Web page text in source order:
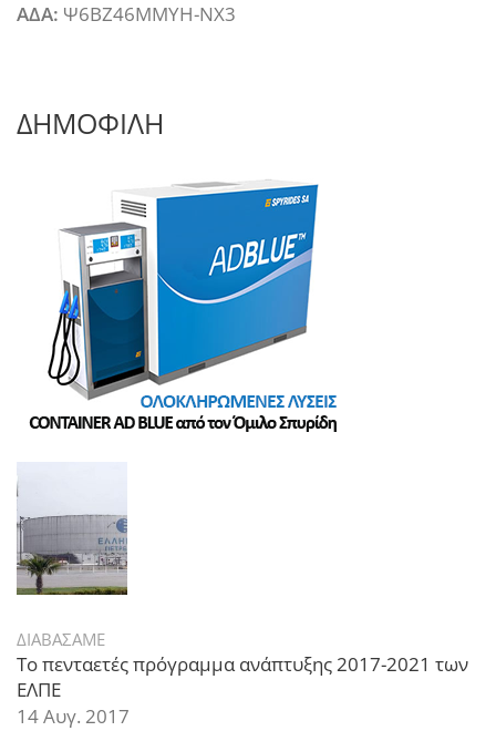
ΑΔΑ: Ψ6ΒΖ46ΜΜΥΗ-ΝΧ3
ΔΗΜΟΦΙΛΗ
ΔΙΑΒΑΣΑΜΕ
Το πενταετές πρόγραμμα ανάπτυξης 2017-2021 των
ΕΛΠΕ
14 Αυγ. 2017